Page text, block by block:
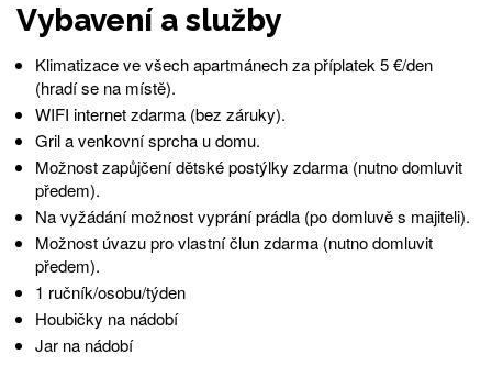
Vybavení a služby
Klimatizace ve všech apartmánech za příplatek 5 €/den
(hradí se na místě).
WIFI internet zdarma (bez záruky).
Gril a venkovní sprcha u domu.
Možnost zapůjčení dětské postýlky zdarma (nutno domluvit
předem).
Na vyžádání možnost vyprání prádla (po domluvě s majiteli).
Možnost úvazu pro vlastní člun zdarma (nutno domluvit
předem).
1 ručník/osobu/týden
Houbičky na nádobí
Jar na nádobí